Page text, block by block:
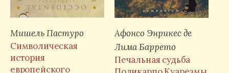
Мишель Пастуро
Символическая
история
европейского
Афонсо Энрикес де
Лима Баррето
Печальная судьба